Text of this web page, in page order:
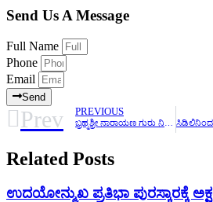
Send Us A Message
Full Name
Phone
Email
Send
Prev PREVIOUS
Related Posts
ಉದಯೋನ್ಮುಖ ಪ್ರತಿಭಾ ಪುರಸ್ಕಾರಕ್ಕೆ